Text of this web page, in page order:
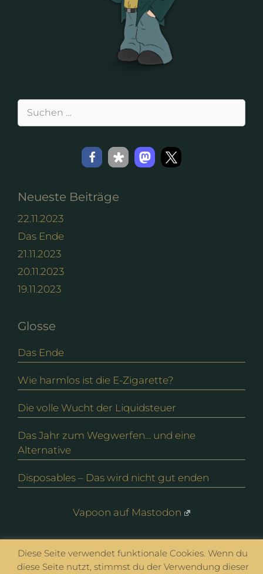
Suchen
Neueste Beiträge
22.11.2023
Das Ende
21.11.2023
20.11.2023
19.11.2023
Glosse
Das Ende
Wie harmlos ist die E-Zigarette?
Die volle Wucht der Liquidsteuer
Das Jahr zum Wegwerfen… und eine
Alternative
Disposables – Das wird nicht gut enden
Vapoon auf Mastodon
© vapoon seit 2016 |Datenschutz|Impressum
Diese Seite verwendet funktionale Cookies. Wenn du
diese Seite nutzt, stimmst du der Verwendung dieser